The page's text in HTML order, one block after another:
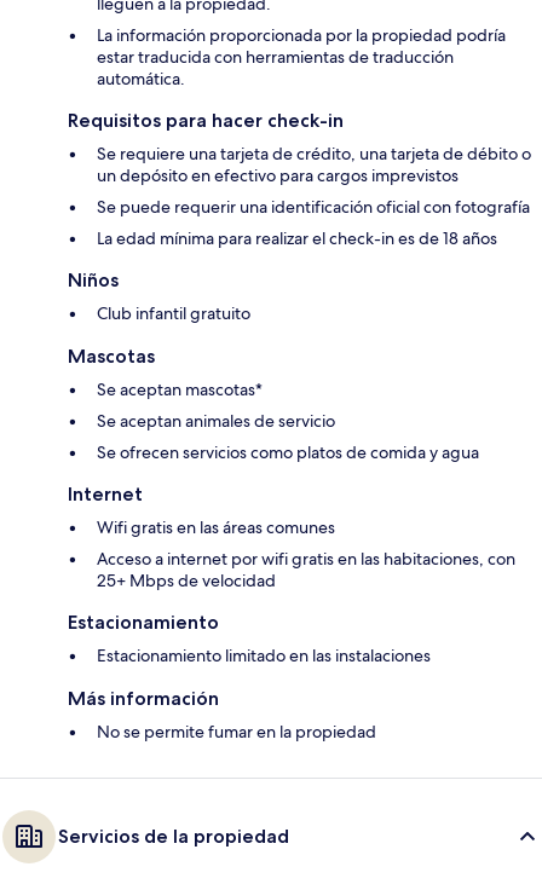
La información proporcionada por la propiedad podría
estar traducida con herramientas de traducción
automática.
Requisitos para hacer check-in
Se requiere una tarjeta de crédito, una tarjeta de débito o
un depósito en efectivo para cargos imprevistos
Se puede requerir una identificación oficial con fotografía
La edad mínima para realizar el check-in es de 18 años
Niños
Club infantil gratuito
Mascotas
Se aceptan mascotas*
Se aceptan animales de servicio
Se ofrecen servicios como platos de comida y agua
Internet
Wifi gratis en las áreas comunes
Acceso a internet por wifi gratis en las habitaciones, con
25+ Mbps de velocidad
Estacionamiento
Estacionamiento limitado en las instalaciones
Más información
No se permite fumar en la propiedad
Servicios de la propiedad